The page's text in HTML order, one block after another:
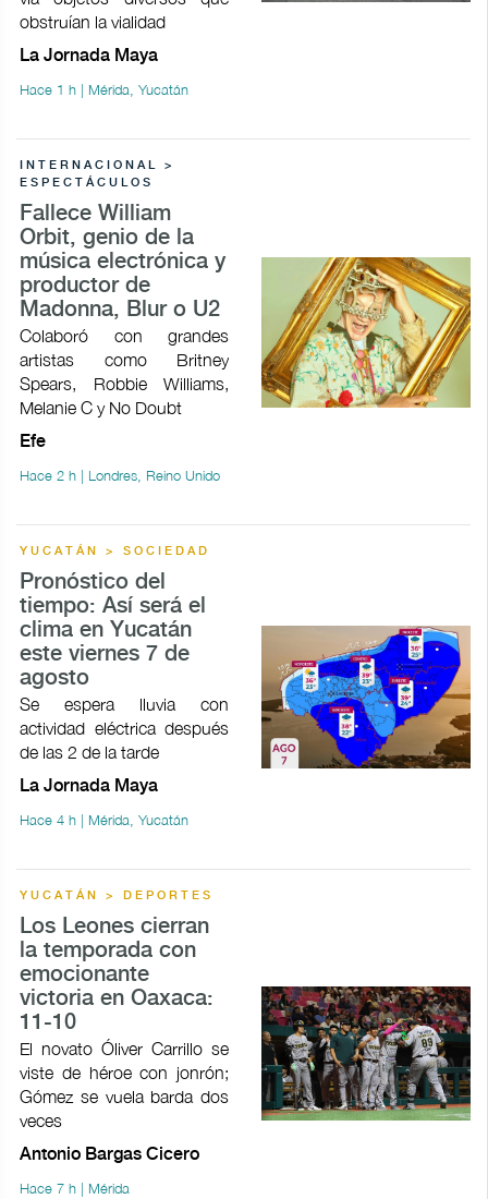
obstruían la vialidad
La Jornada Maya
Hace 1 h | Mérida, Yucatán
INTERNACIONAL >
ESPECTÁCULOS
Fallece William
Orbit, genio de la
música electrónica y
productor de
Madonna, Blur o U2
Colaboró con grandes
artistas como Britney
Spears, Robbie Williams,
Melanie C y No Doubt
Efe
Hace 2 h | Londres, Reino Unido
YUCATÁN > SOCIEDAD
Pronóstico del
tiempo: Así será el
clima en Yucatán
este viernes 7 de
agosto
Se espera lluvia con
actividad eléctrica después
de las 2 de la tarde
La Jornada Maya
Hace 4 h | Mérida, Yucatán
YUCATÁN > DEPORTES
Los Leones cierran
la temporada con
emocionante
victoria en Oaxaca:
11-10
El novato Óliver Carrillo se
viste de héroe con jonrón;
Gómez se vuela barda dos
veces
Antonio Bargas Cicero
Hace 7 h | Mérida